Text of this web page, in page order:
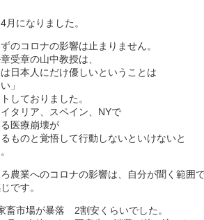
月になりました。
のコロナの影響は止まりません。
受章の山中教授は、
は日本人にだけ優しいということは
」
しておりました。
タリア、スペイン、NYで
医療崩壊が
ものと覚悟して行動しないといけないと
農業へのコロナの影響は、自分が聞く範囲
です。
畜市場が暴落 2割安くらいでした。